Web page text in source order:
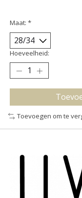
Maat: *
Hoeveelheid:
Toevoegen om te